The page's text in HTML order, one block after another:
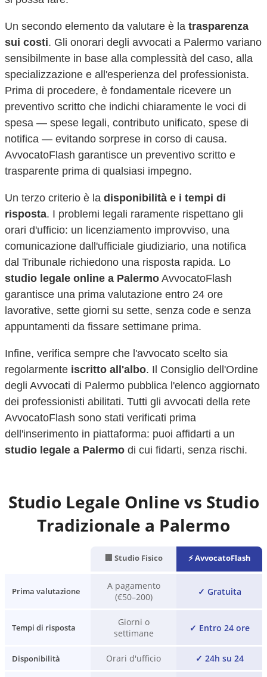
Un secondo elemento da valutare è la trasparenza
sui costi. Gli onorari degli avvocati a Palermo variano
sensibilmente in base alla complessità del caso, alla
specializzazione e all'esperienza del professionista.
Prima di procedere, è fondamentale ricevere un
preventivo scritto che indichi chiaramente le voci di
spesa — spese legali, contributo unificato, spese di
notifica — evitando sorprese in corso di causa.
AvvocatoFlash garantisce un preventivo scritto e
trasparente prima di qualsiasi impegno.
Un terzo criterio è la disponibilità e i tempi di
risposta. I problemi legali raramente rispettano gli
orari d'ufficio: un licenziamento improvviso, una
comunicazione dall'ufficiale giudiziario, una notifica
dal Tribunale richiedono una risposta rapida. Lo
studio legale online a Palermo AvvocatoFlash
garantisce una prima valutazione entro 24 ore
lavorative, sette giorni su sette, senza code e senza
appuntamenti da fissare settimane prima.
Infine, verifica sempre che l'avvocato scelto sia
regolarmente iscritto all'albo. Il Consiglio dell'Ordine
degli Avvocati di Palermo pubblica l'elenco aggiornato
dei professionisti abilitati. Tutti gli avvocati della rete
AvvocatoFlash sono stati verificati prima
dell'inserimento in piattaforma: puoi affidarti a un
studio legale a Palermo di cui fidarti, senza rischi.
Studio Legale Online vs Studio
Tradizionale a Palermo
🏢 Studio Fisico ⚡ AvvocatoFlash
Prima valutazione
A pagamento
(€50–200)
✓ Gratuita
Tempi di risposta
Giorni o
settimane
✓ Entro 24 ore
Disponibilità Orari d'ufficio ✓ 24h su 24